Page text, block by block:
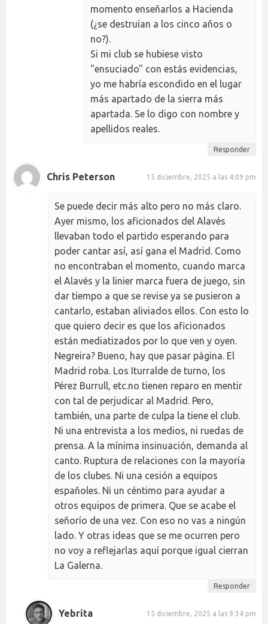
momento enseñarlos a Hacienda
(¿se destruían a los cinco años o
no?).
Si mi club se hubiese visto
"ensuciado" con estás evidencias,
yo me habría escondido en el lugar
más apartado de la sierra más
apartada. Se lo digo con nombre y
apellidos reales.
Responder
Chris Peterson 15 diciembre, 2025 a las 4:09 pm
Se puede decir más alto pero no más claro.
Ayer mismo, los aficionados del Alavés
llevaban todo el partido esperando para
poder cantar así, así gana el Madrid. Como
no encontraban el momento, cuando marca
el Alavés y la linier marca fuera de juego, sin
dar tiempo a que se revise ya se pusieron a
cantarlo, estaban aliviados ellos. Con esto lo
que quiero decir es que los aficionados
están mediatizados por lo que ven y oyen.
Negreira? Bueno, hay que pasar página. El
Madrid roba. Los Iturralde de turno, los
Pérez Burrull, etc.no tienen reparo en mentir
con tal de perjudicar al Madrid. Pero,
también, una parte de culpa la tiene el club.
Ni una entrevista a los medios, ni ruedas de
prensa. A la mínima insinuación, demanda al
canto. Ruptura de relaciones con la mayoría
de los clubes. Ni una cesión a equipos
españoles. Ni un céntimo para ayudar a
otros equipos de primera. Que se acabe el
señorío de una vez. Con eso no vas a ningún
lado. Y otras ideas que se me ocurren pero
no voy a reflejarlas aquí porque igual cierran
La Galerna.
Responder
Yebrita 15 diciembre, 2025 a las 9:34 pm